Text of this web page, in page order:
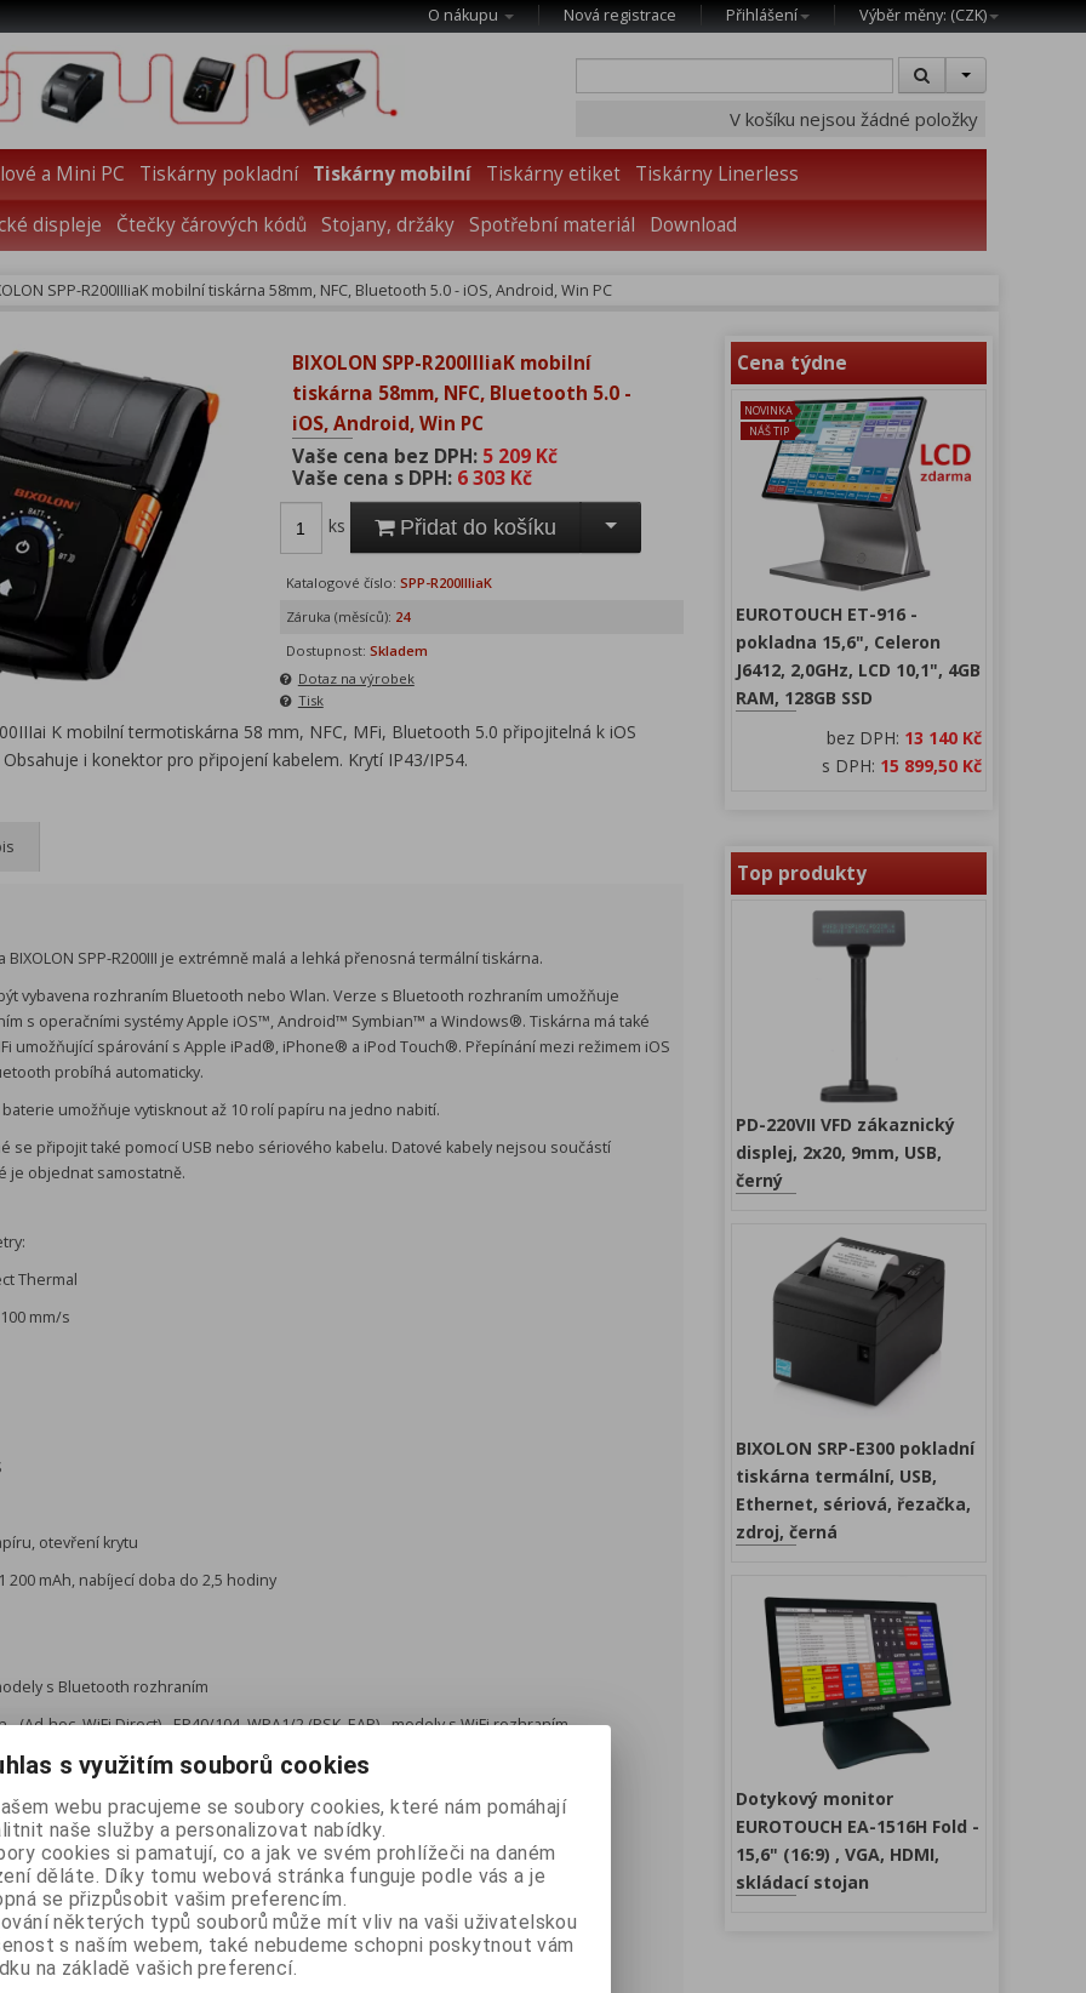
O nákupu Nová registrace Přihlášení Výběr měny: (CZK)
V košíku nejsou žádné položky
a Mini PC Tiskárny pokladní Tiskárny mobilní Tiskárny etiket
Tiskárny Linerless
displeje Čtečky čárových kódů Stojany, držáky Spotřební materiál Download
SPP-R200IIIiaK mobilní tiskárna 58mm, NFC, Bluetooth 5.0 - iOS, Android, Win PC
BIXOLON SPP-R200IIIiaK mobilní
tiskárna 58mm, NFC, Bluetooth 5.0 -
iOS, Android, Win PC
Vaše cena bez DPH: 5 209 Kč
Vaše cena s DPH: 6 303 Kč
ks Přidat do košíku
Katalogové číslo: SPP-R200IIIiaK
Záruka (měsíců): 24
Dostupnost: Skladem
Dotaz na výrobek
Tisk
K mobilní termotiskárna 58 mm, NFC, MFi, Bluetooth 5.0 připojitelná k iOS
Obsahuje i konektor pro připojení kabelem. Krytí IP43/IP54.
BIXOLON SPP-R200III je extrémně malá a lehká přenosná termální tiskárna.
vybavena rozhraním Bluetooth nebo Wlan. Verze s Bluetooth rozhraním umožňuje
s operačními systémy Apple iOS™, Android™ Symbian™ a Windows®. Tiskárna má také
umožňující spárování s Apple iPad®, iPhone® a iPod Touch®. Přepínání mezi režimem iOS
probíhá automaticky.
baterie umožňuje vytisknout až 10 rolí papíru na jedno nabití.
se připojit také pomocí USB nebo sériového kabelu. Datové kabely nejsou součástí
je objednat samostatně.
Thermal
mm/s
otevření krytu
200 mAh, nabíjecí doba do 2,5 hodiny
s Bluetooth rozhraním
- (Ad-hoc, WiFi Direct) - EP40/104, WPA1/2 (PSK, EAP) - modely s WiFi rozhraním
modely
sériového rozhraní je nutné použít speciální datový kabel.
( 50 mm volitelně)
40 mm,
Cena týdne
NOVINKA
NÁŠ TIP
EUROTOUCH ET-916 -
pokladna 15,6", Celeron
J6412, 2,0GHz, LCD 10,1", 4GB
RAM, 128GB SSD
bez DPH: 13 140 Kč
s DPH: 15 899,50 Kč
Top produkty
PD-220VII VFD zákaznický
displej, 2x20, 9mm, USB,
černý
BIXOLON SRP-E300 pokladní
tiskárna termální, USB,
Ethernet, sériová, řezačka,
zdroj, černá
Dotykový monitor
EUROTOUCH EA-1516H Fold -
15,6" (16:9) , VGA, HDMI,
skládací stojan
s využitím souborů cookies
webu pracujeme se soubory cookies, které nám pomáhají
naše služby a personalizovat nabídky.
cookies si pamatují, co a jak ve svém prohlížeči na daném
děláte. Díky tomu webová stránka funguje podle vás a je
se přizpůsobit vašim preferencím.
některých typů souborů může mít vliv na vaši uživatelskou
s naším webem, také nebudeme schopni poskytnout vám
na základě vašich preferencí.